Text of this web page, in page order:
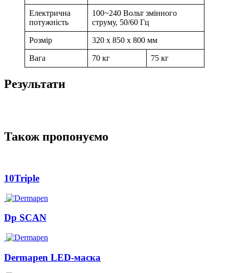
Електрична
потужність
100~240 Вольт змінного
струму, 50/60 Гц
Розмір 320 х 850 х 800 мм
Вага 70 кг 75 кг
Результати
Також пропонуємо
10Triple
Dp SCAN
Dermapen LED-маска